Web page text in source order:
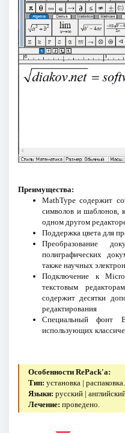
Преимущества:
MathType содержит
символов и шаблонов,
одном другом
Поддержка цвета для
Преобразование
полиграфических
также научных
Подключение к
текстовым
содержит десятки
редактирования
Специальный фонт
использующих
Особенности RePack'a:
Тип: установка | распаковка.
Языки: русский |
Лечение: проведено.